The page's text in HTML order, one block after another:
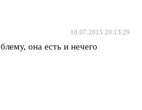
10.07.2015 20:13:29
она есть и нечего